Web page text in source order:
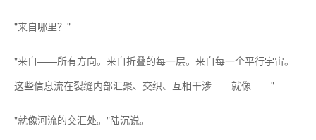
"来自哪里？"
"来自——所有方向。来自折叠的每一层。来自每一个平行宇宙。
这些信息流在裂缝内部汇聚、交织、互相干涉——就像——"
"就像河流的交汇处。"陆沉说。